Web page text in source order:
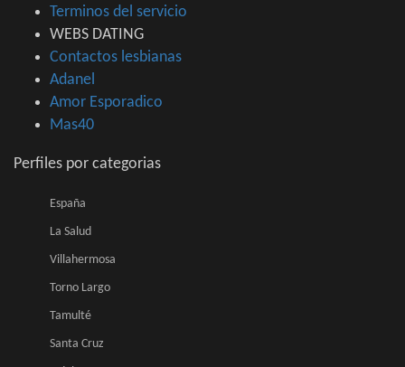
Terminos del servicio
WEBS DATING
Contactos lesbianas
Adanel
Amor Esporadico
Mas40
Perfiles por categorias
España
La Salud
Villahermosa
Torno Largo
Tamulté
Santa Cruz